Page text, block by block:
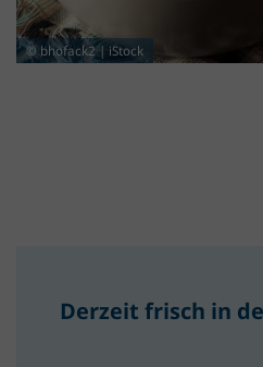
© bhofack2 | iStock
Derzeit frisch in